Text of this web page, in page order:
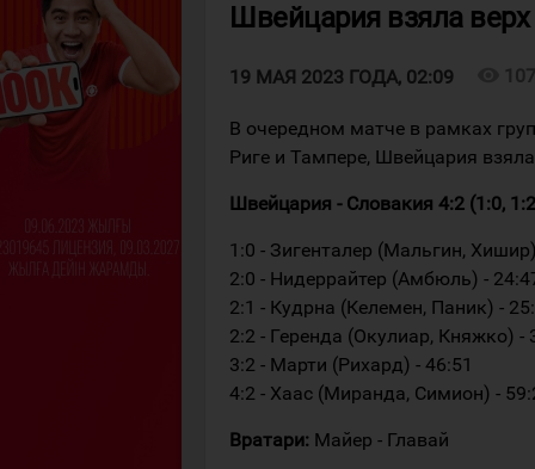
Швейцария взяла
19 МАЯ 2023 ГОДА, 02:09
В очередном матче в рамках
Риге и Тампере, Швейцария
Швейцария - Словакия 4:2 (1:0,
1:0 - Зигенталер (Мальгин,
2:0 - Нидеррайтер (Амбюль) -
2:1 - Кудрна (Келемен, Паник) -
2:2 - Геренда (Окулиар, Княжко) -
3:2 - Марти (Рихард) - 46:51
4:2 - Хаас (Миранда, Симион) -
Вратари: Майер - Главай